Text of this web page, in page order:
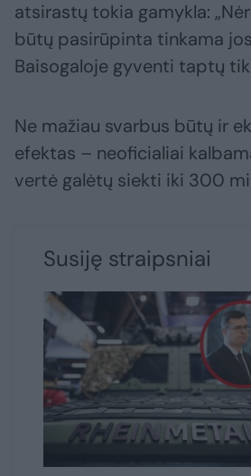
atsirastų tokia gamykla:
būtų pasirūpinta tinkama
Baisogaloje gyventi taptų
Ne mažiau svarbus būtų ir
efektas – neoficialiai
vertė galėtų siekti iki 300
Susiję straipsniai